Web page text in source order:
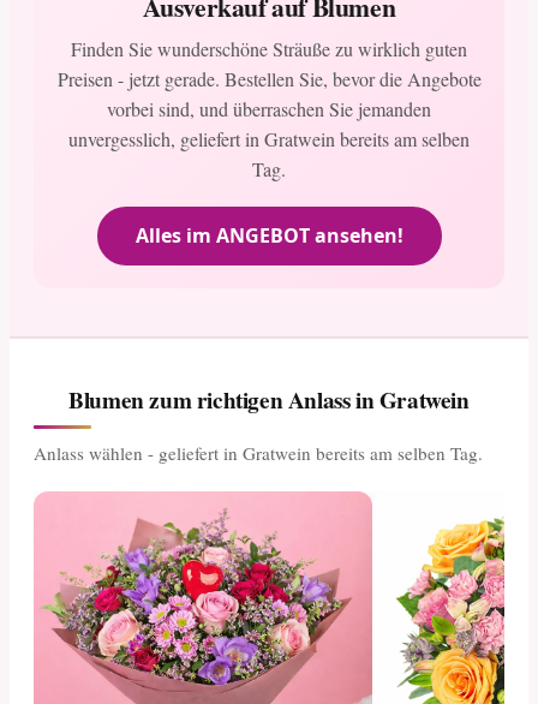
Finden Sie wunderschöne Sträuße zu wirklich guten
Preisen - jetzt gerade. Bestellen Sie, bevor die Angebote
vorbei sind, und überraschen Sie jemanden
unvergesslich, geliefert in Gratwein bereits am selben
Tag.
Alles im ANGEBOT ansehen!
Blumen zum richtigen Anlass in Gratwein
Anlass wählen - geliefert in Gratwein bereits am selben Tag.